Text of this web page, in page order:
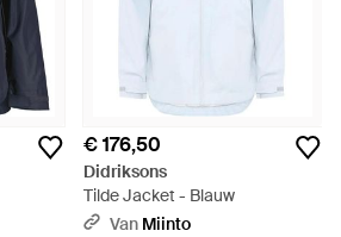
€ 176,50
Didriksons
Tilde Jacket - Blauw
Van Miinto